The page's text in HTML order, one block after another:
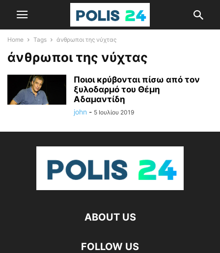
Home Tags άνθρωποι της νύχτας
άνθρωποι της νύχτας
Ποιοι κρύβονται πίσω από τον
ξυλοδαρμό του Θέμη
Αδαμαντίδη
john - 5 Ιουλίου 2019
ABOUT US
FOLLOW US